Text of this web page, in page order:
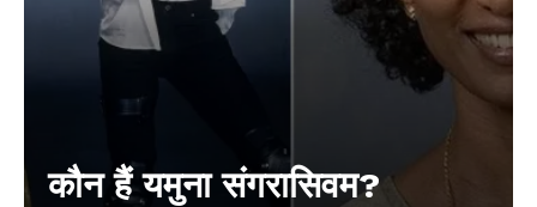
कौन हैं यमुना संगरासिवम?